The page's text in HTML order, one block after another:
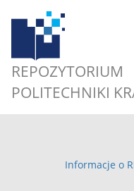
REPOZYTORIUM
POLITECHNIKI
Informacje o